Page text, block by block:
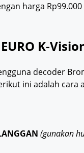
harga
K-
decoder
ini adalah cara
(gunakan